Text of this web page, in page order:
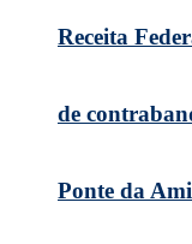
Receita
de
Ponte da